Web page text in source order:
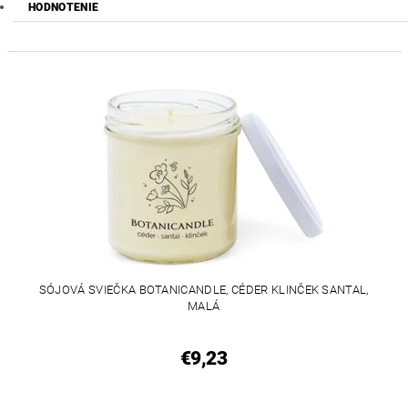
HODNOTENIE
SÓJOVÁ SVIEČKA BOTANICANDLE, CÉDER KLINČEK SANTAL,
MALÁ
€9,23